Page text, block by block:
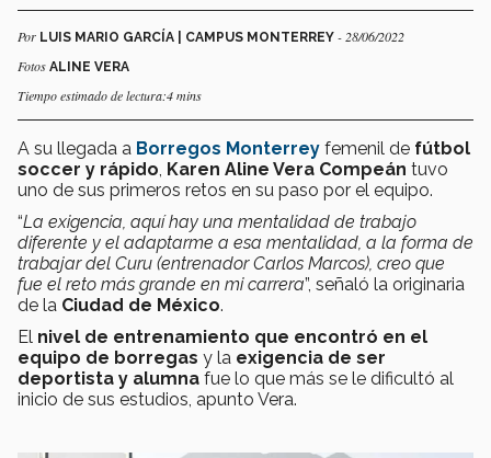
Por LUIS MARIO GARCÍA | CAMPUS MONTERREY - 28/06/2022
Fotos ALINE VERA
Tiempo estimado de lectura:4 mins
A su llegada a Borregos Monterrey femenil de fútbol
soccer y rápido Karen Aline Vera Compeán tuvo
uno de sus primeros retos en su paso por el equipo.
“La exigencia, aquí hay una mentalidad de trabajo
diferente y el adaptarme a esa mentalidad, a la forma de
trabajar del Curu (entrenador Carlos Marcos), creo que
fue el reto más grande en mi carrera”, señaló la originaria
de la Ciudad de México.
El nivel de entrenamiento que encontró en el
equipo de borregas y la exigencia de ser
deportista y alumna fue lo que más se le dificultó al
inicio de sus estudios, apunto Vera.